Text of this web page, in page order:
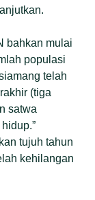
bahkan mulai
populasi
telah
(tiga
satwa
tujuh tahun
kehilangan